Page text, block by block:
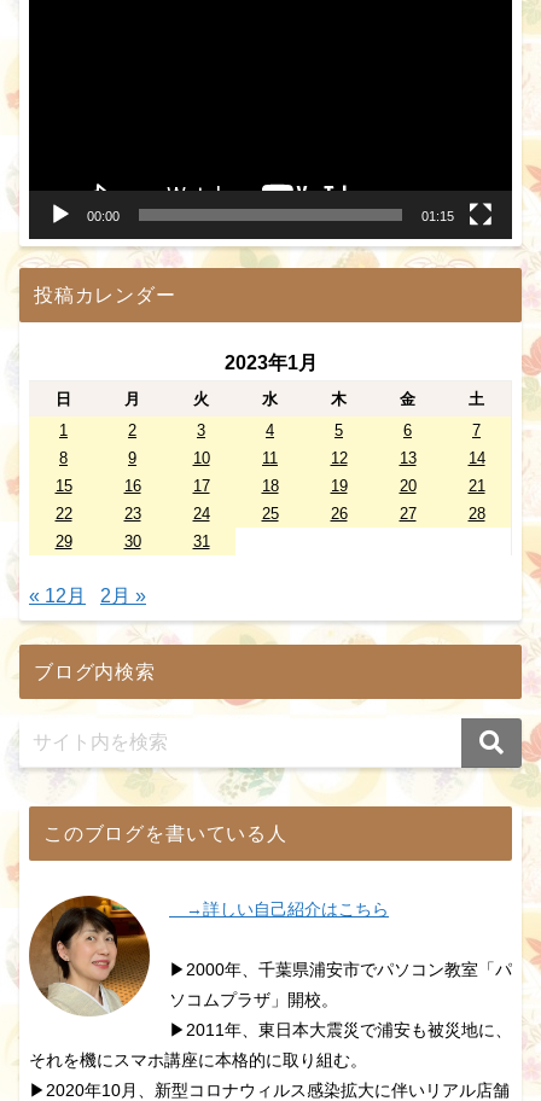
00:00 01:15
投稿カレンダー
2023年1月
日 月 火 水 木 金
土
1
2 3 4 5 6
7
8
9 10 11 12 13
14
15
16 17 18 19 20
21
22
23 24 25 26 27
28
29
30 31
« 12月 2月 »
ブログ内検索
このブログを書いている人
→詳しい自己紹介はこちら
▶2000年、千葉県浦安市でパソコン教室「パ
ソコムプラザ」開校。
▶2011年、東日本大震災で浦安も被災地に、
それを機にスマホ講座に本格的に取り組む。
▶2020年10月、新型コロナウィルス感染拡大に伴いリアル店舗